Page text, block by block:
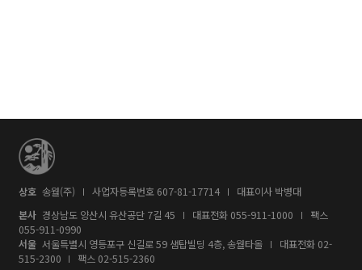
상호 송월(주) 사업자등록번호 607-81-17714
대표이사 박병대
본사 경상남도 양산시 유산공단 7길 45 대표전화 055-911-1000
팩스
055-911-0990
서울 서울특별시 영등포구 신길로 59 샘탑빌딩 4층, 송월타올 대표전화 02-
515-2300
팩스 02-515-2360